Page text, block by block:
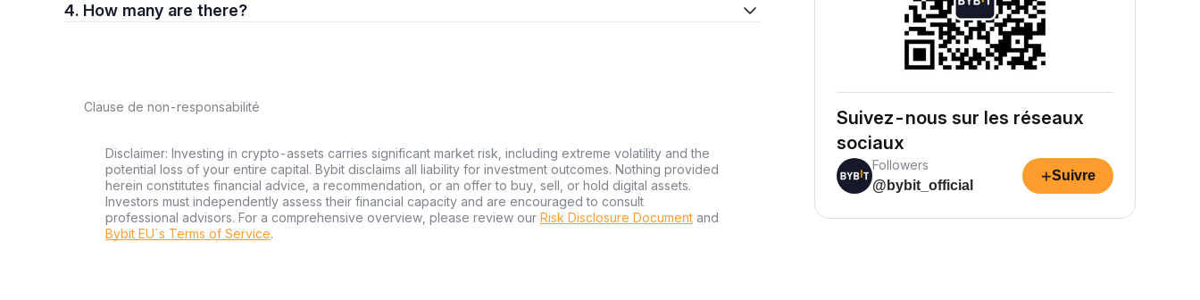
4. How many are there?
Clause de non-responsabilité
Disclaimer: Investing in crypto-assets carries significant market risk, including extreme volatility and the
potential loss of your entire capital. Bybit disclaims all liability for investment outcomes. Nothing provided
herein constitutes financial advice, a recommendation, or an offer to buy, sell, or hold digital assets.
Investors must independently assess their financial capacity and are encouraged to consult
professional advisors. For a comprehensive overview, please review our Risk Disclosure Document and
Bybit EU´s Terms of Service.
Suivez-nous sur les réseaux
sociaux
Followers
@bybit_official
+Suivre